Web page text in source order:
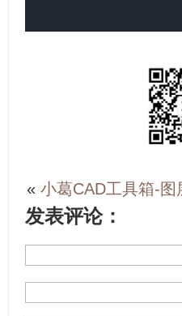
« 小葛CAD工具箱-
发表评论：